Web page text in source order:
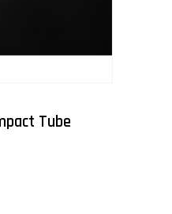
Tube